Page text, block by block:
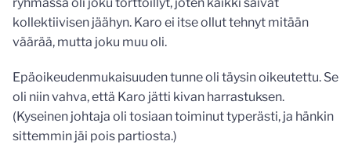
kollektiivisen jäähyn. Karo ei itse ollut tehnyt mitään
väärää, mutta joku muu oli.
Epäoikeudenmukaisuuden tunne oli täysin oikeutettu. Se
oli niin vahva, että Karo jätti kivan harrastuksen.
(Kyseinen johtaja oli tosiaan toiminut typerästi, ja hänkin
sittemmin jäi pois partiosta.)